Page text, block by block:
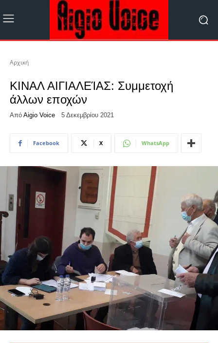
Αρχική
ΚΙΝΑΛ ΑΙΓΙΑΛΕΊΑΣ: Συμμετοχή
άλλων εποχών
Από Aigio Voice 5 Δεκεμβρίου 2021
Facebook X WhatsApp